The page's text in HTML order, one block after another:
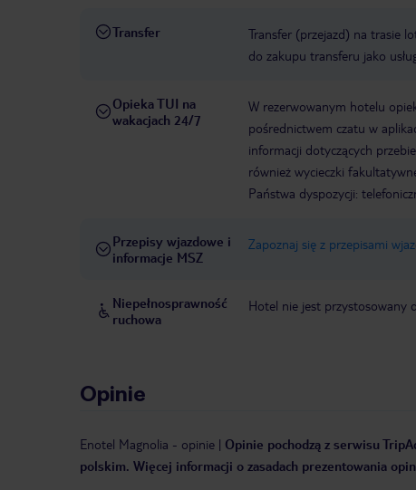
Transfer
Transfer (przejazd) na trasie
do zakupu transferu jako
Opieka TUI na
wakacjach 24/7
W rezerwowanym hotelu
pośrednictwem czatu w
informacji dotyczących
również wycieczki
Państwa dyspozycji:
Przepisy wjazdowe i
informacje MSZ
Zapoznaj się z przepisami
Niepełnosprawność
ruchowa
Hotel nie jest przystosowany
Opinie
Enotel Magnolia - opinie | Opinie pochodzą z serwisu
polskim. Więcej informacji o zasadach prezentowania